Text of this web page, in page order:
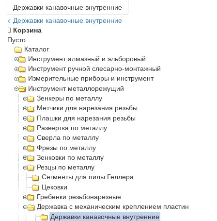
Державки канавочные внутренние
< Державки канавочные внутренние
Корзина
Пусто
Каталог
Инструмент алмазный и эльборовый
Инструмент ручной слесарно-монтажный
Измерительные приборы и инструмент
Инструмент металлорежущий
Зенкеры по металлу
Метчики для нарезания резьбы
Плашки для нарезания резьбы
Развертка по металлу
Сверла по металлу
Фрезы по металлу
Зенковки по металлу
Резцы по металлу
Сегменты для пилы Геллера
Цековки
Гребенки резьбонарезные
Державка с механическим креплением пластин
Державки канавочные внутренние